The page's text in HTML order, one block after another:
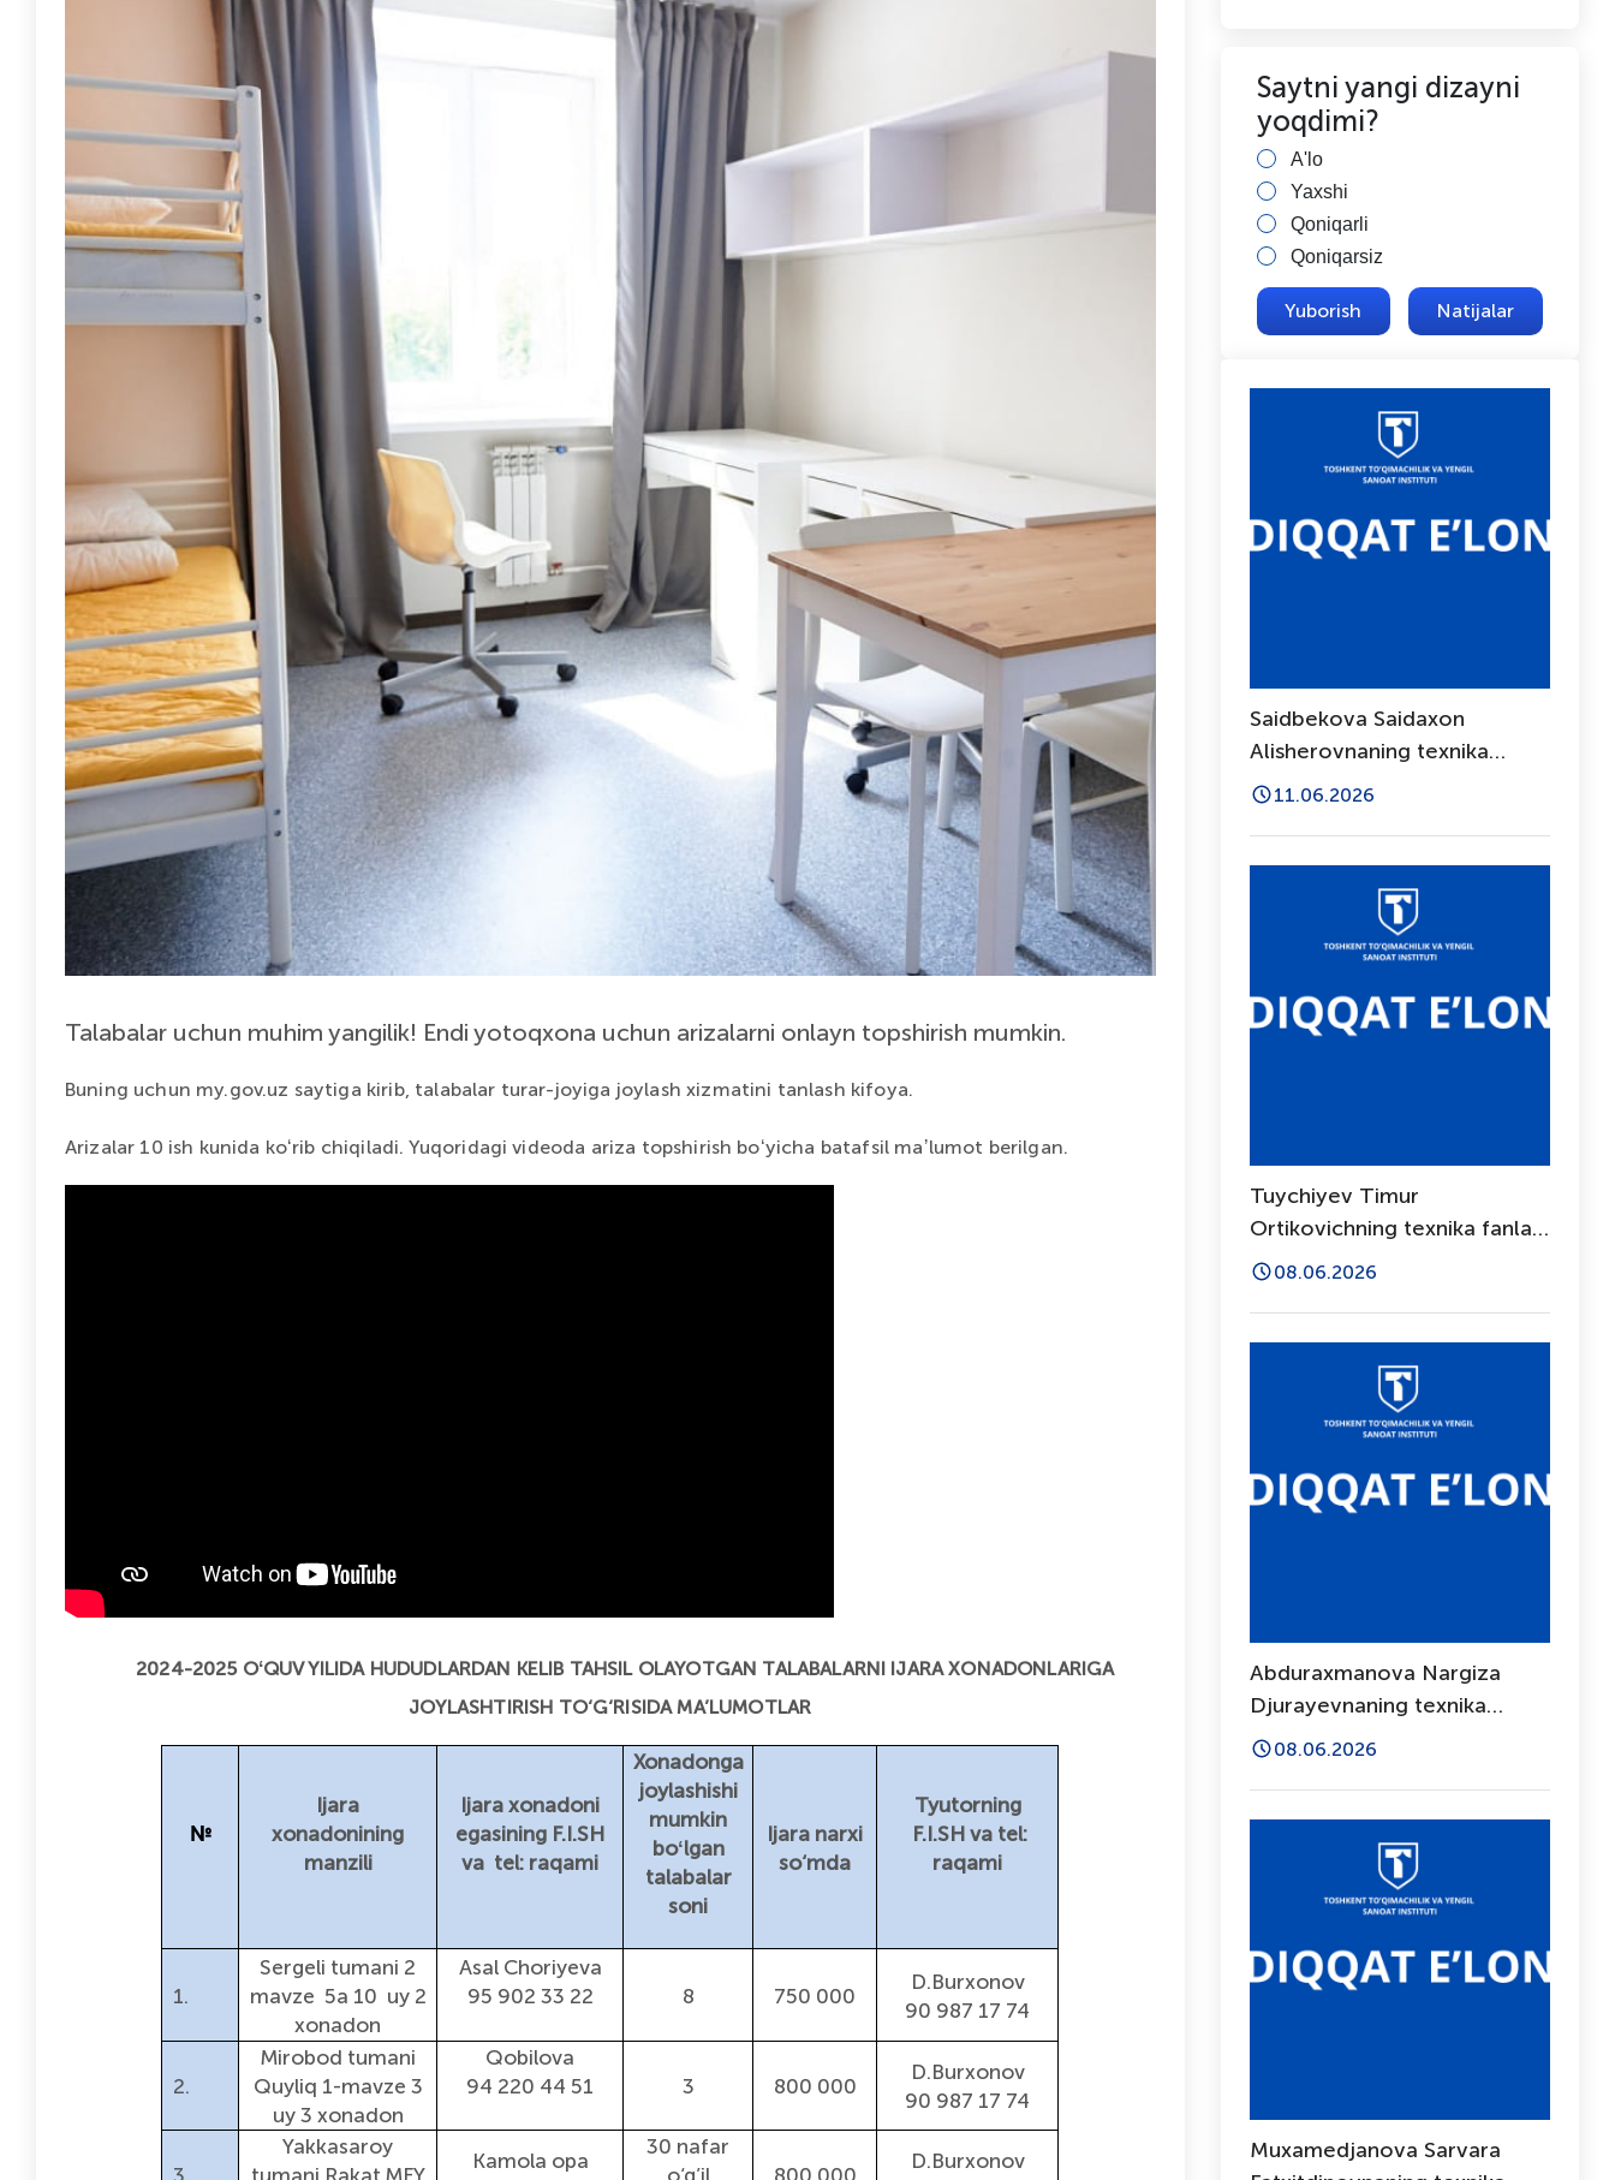
Talabalar uchun muhim yangilik! Endi yotoqxona uchun arizalarni onlayn topshirish mumkin.
Buning uchun my.gov.uz saytiga kirib, talabalar turar-joyiga joylash xizmatini tanlash kifoya.
Arizalar 10 ish kunida koʻrib chiqiladi. Yuqoridagi videoda ariza topshirish boʻyicha batafsil maʼlumot berilgan.
2024-2025 OʻQUV YILIDA HUDUDLARDAN KELIB TAHSIL OLAYOTGAN TALABALARNI IJARA XONADONLARIGA
JOYLASHTIRISH TO‘G‘RISIDA MA’LUMOTLAR
№
Ijara
xonadonining
manzili
Ijara xonadoni
egasining F.I.SH
va tel: raqami
Xonadonga
joylashishi
mumkin
boʻlgan
talabalar
soni
Ijara narxi
so‘mda
Tyutorning
F.I.SH va tel:
raqami
1.
Sergeli tumani 2
mavze 5a 10 uy 2
xonadon
Asal Choriyeva
95 902 33 22
8 750 000
D.Burxonov
90 987 17 74
2.
Mirobod tumani
Quyliq 1-mavze 3
uy 3 xonadon
Qobilova
94 220 44 51
3 800 000
D.Burxonov
90 987 17 74
Yakkasaroy
Kamola opa
30 nafar
D.Burxonov
Saytni yangi dizayni
yoqdimi?
A'lo
Yaxshi
Qoniqarli
Qoniqarsiz
Natijalar
Saidbekova Saidaxon
Alisherovnaning texnika
fanlari bo‘yicha falsafa
11.06.2026
Tuychiyev Timur
Ortikovichning texnika fanlari
doktori (DSc) dissertatsiya
08.06.2026
Abduraxmanova Nargiza
Djurayevnaning texnika
fanlari bo‘yicha falsafa
08.06.2026
Muxamedjanova Sarvara